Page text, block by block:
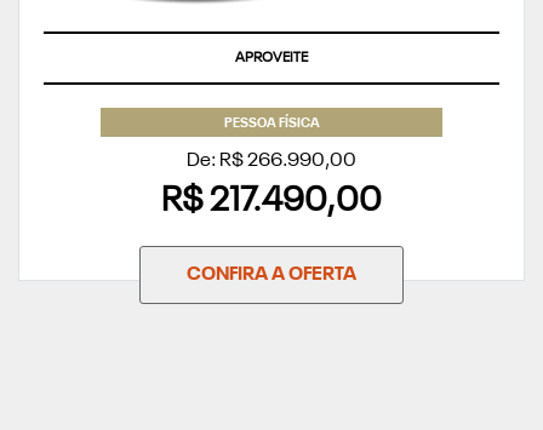
APROVEITE
PESSOA FÍSICA
De: R$ 266.990,00
R$ 217.490,00
CONFIRA A OFERTA